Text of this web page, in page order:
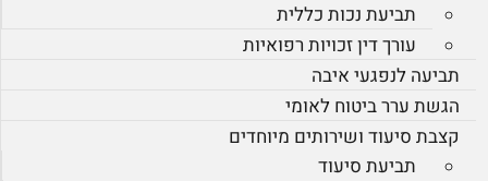
תביעת נכות כללית
עורך דין זכויות רפואיות
תביעה לנפגעי איבה
הגשת ערר ביטוח לאומי
קצבת סיעוד ושירותים מיוחדים
תביעת סיעוד